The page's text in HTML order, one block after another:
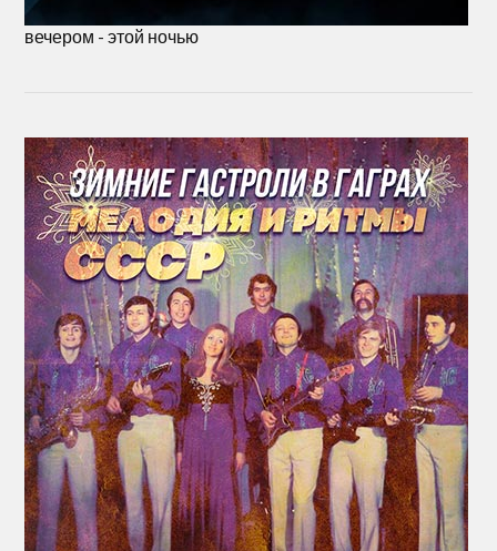
вечером - этой ночью